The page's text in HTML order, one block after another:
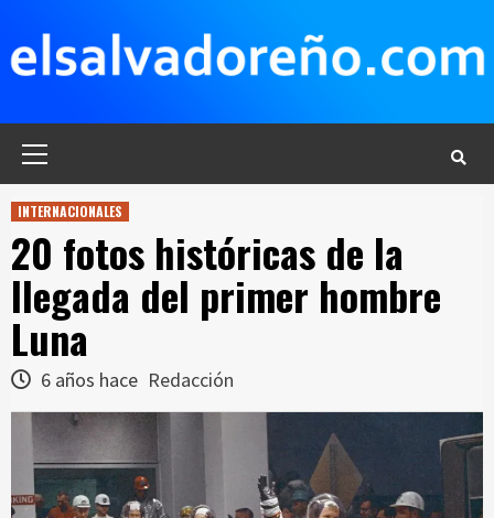
contenido
INTERNACIONALES
20 fotos históricas de la
llegada del primer hombre
Luna
6 años hace Redacción